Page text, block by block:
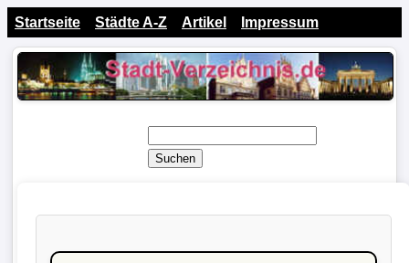
Startseite Städte A-Z Artikel Impressum
Suchen